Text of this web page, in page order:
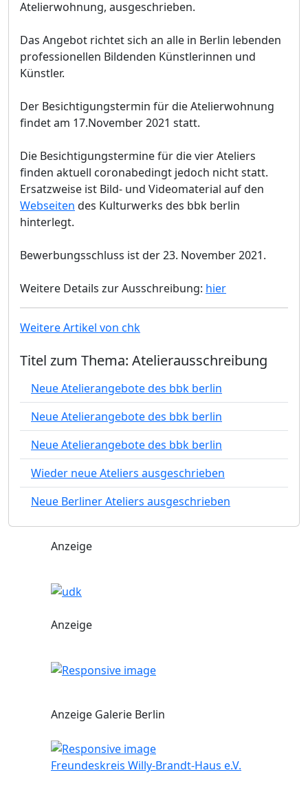
Atelierwohnung, ausgeschrieben.
Das Angebot richtet sich an alle in Berlin lebenden
professionellen Bildenden Künstlerinnen und
Künstler.
Der Besichtigungstermin für die Atelierwohnung
findet am 17.November 2021 statt.
Die Besichtigungstermine für die vier Ateliers
finden aktuell coronabedingt jedoch nicht statt.
Ersatzweise ist Bild- und Videomaterial auf den
Webseiten des Kulturwerks des bbk berlin
hinterlegt.
Bewerbungsschluss ist der 23. November 2021.
Weitere Details zur Ausschreibung: hier
Weitere Artikel von chk
Titel zum Thema: Atelierausschreibung
Neue Atelierangebote des bbk berlin
Neue Atelierangebote des bbk berlin
Neue Atelierangebote des bbk berlin
Wieder neue Ateliers ausgeschrieben
Neue Berliner Ateliers ausgeschrieben
Anzeige
Anzeige
Anzeige Galerie Berlin
Freundeskreis Willy-Brandt-Haus e.V.